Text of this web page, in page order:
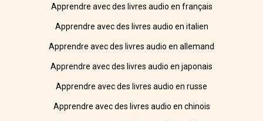
Apprendre avec des livres audio en français
Apprendre avec des livres audio en italien
Apprendre avec des livres audio en allemand
Apprendre avec des livres audio en japonais
Apprendre avec des livres audio en russe
Apprendre avec des livres audio en chinois